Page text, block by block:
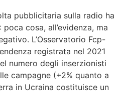
pubblicitaria sulla radio ha
cosa, all’evidenza, ma
L’Osservatorio Fcp-
registrata nel 2021
numero degli inserzionisti
campagne (+2% quanto a
in Ucraina costituisce un